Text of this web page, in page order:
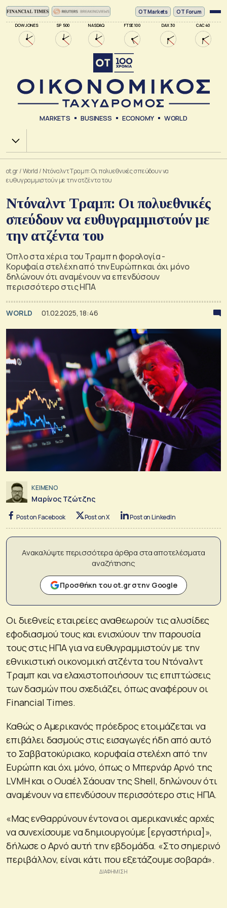
DOW JONES SP 500 NASDAQ FTSE 100 DAX 30 CAC 40
ΟΤ Markets OT Forum
MARKETS BUSINESS ECONOMY WORLD
Χ.Α.
ot.gr/World / Ντόναλντ Τραμπ: Οι πολυεθνικές σπεύδουν να
ευθυγραμμιστούν με την ατζέντα του
Ντόναλντ Τραμπ: Οι πολυεθνικές
σπεύδουν να ευθυγραμμιστούν με
την ατζέντα του
Όπλο στα χέρια του Τραμπ η φορολογία -
Κορυφαία στελέχη από την Ευρώπη και όχι μόνο
δηλώνουν ότι αναμένουν να επενδύσουν
περισσότερο στις ΗΠΑ
WORLD 01.02.2025, 18:46
ΚΕΙΜΕΝΟ
Μαρίνος Τζώτζης
Post on Facebook Post on X Post on LinkedIn
Ανακαλύψτε περισσότερα άρθρα στα αποτελέσματα
αναζήτησης
Προσθήκη του ot.gr στην Google
Οι διεθνείς εταιρείες αναθεωρούν τις αλυσίδες
εφοδιασμού τους και ενισχύουν την παρουσία
τους στις ΗΠΑ για να ευθυγραμμιστούν με την
εθνικιστική οικονομική ατζέντα του Ντόναλντ
Τραμπ και να ελαχιστοποιήσουν τις επιπτώσεις
των δασμών που σχεδιάζει, όπως αναφέρουν οι
Financial Times.
Καθώς ο Αμερικανός πρόεδρος ετοιμάζεται να
επιβάλει δασμούς στις εισαγωγές ήδη από αυτό
το Σαββατοκύριακο, κορυφαία στελέχη από την
Ευρώπη και όχι μόνο, όπως ο Μπερνάρ Αρνό της
LVMH και ο Ουαέλ Σάουαν της Shell, δηλώνουν ότι
αναμένουν να επενδύσουν περισσότερο στις ΗΠΑ.
«Μας ενθαρρύνουν έντονα οι αμερικανικές αρχές
να συνεχίσουμε να δημιουργούμε [εργαστήρια]»,
δήλωσε ο Αρνό αυτή την εβδομάδα. «Στο σημερινό
περιβάλλον, είναι κάτι που εξετάζουμε σοβαρά».